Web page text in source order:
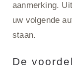
aanmerking.
uw volgende
staan.
De